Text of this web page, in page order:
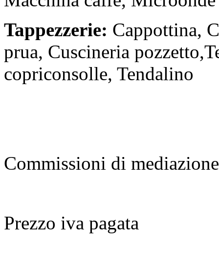
Tappezzerie: Cappottina,
prua, Cuscineria
copriconsolle, Tendalino
Commissioni di
Prezzo iva pagata